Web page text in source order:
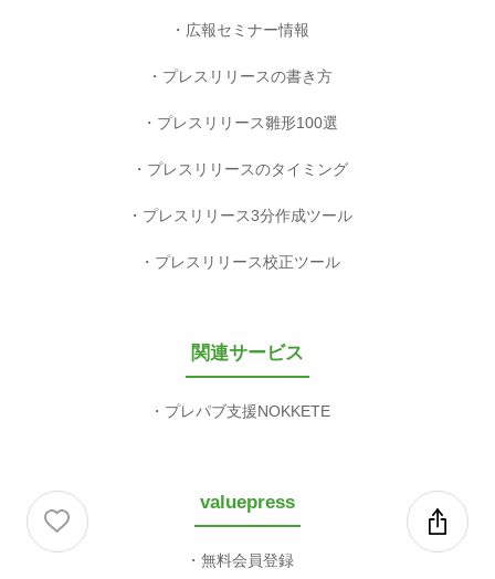
広報セミナー情報
プレスリリースの書き方
プレスリリース雛形100選
プレスリリースのタイミング
プレスリリース3分作成ツール
プレスリリース校正ツール
関連サービス
プレパブ支援NOKKETE
valuepress
無料会員登録